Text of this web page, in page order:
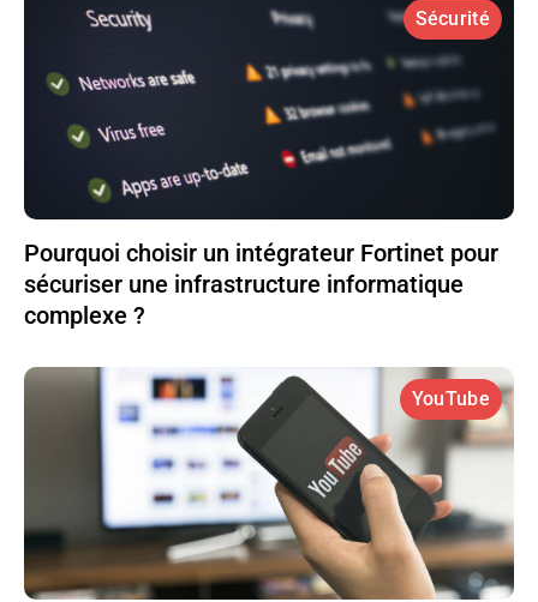
Sécurité
Pourquoi choisir un intégrateur Fortinet pour
sécuriser une infrastructure informatique
complexe ?
YouTube